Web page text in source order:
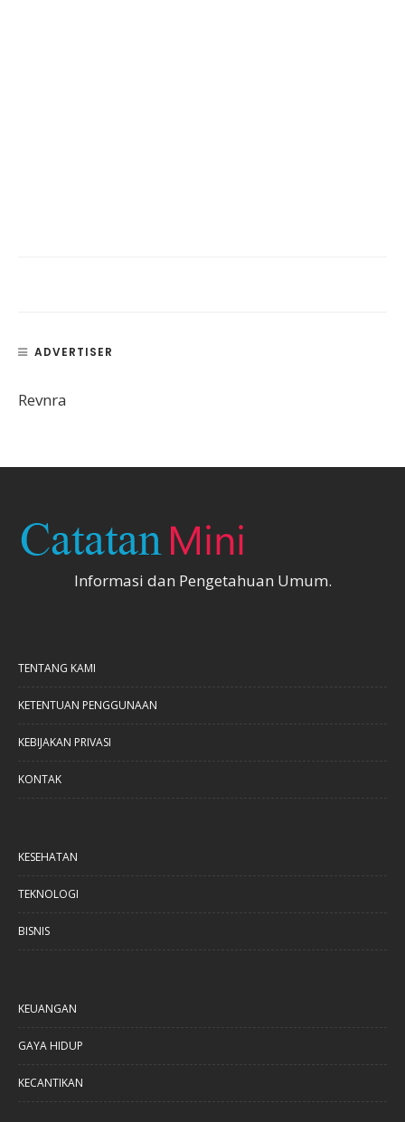
ADVERTISER
Revnra
Informasi dan Pengetahuan Umum.
TENTANG KAMI
KETENTUAN PENGGUNAAN
KEBIJAKAN PRIVASI
KONTAK
KESEHATAN
TEKNOLOGI
BISNIS
KEUANGAN
GAYA HIDUP
KECANTIKAN